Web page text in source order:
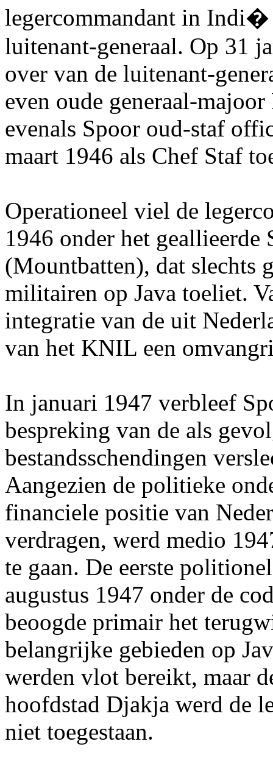
legercommandant in
luitenant-generaal. Op 31
over van de luitenant-
even oude generaal-
evenals Spoor oud-staf
maart 1946 als Chef Staf
Operationeel viel de
1946 onder het geallieerde
(Mountbatten), dat slechts
militairen op Java toeliet.
integratie van de uit
van het KNIL een
In januari 1947 verbleef
bespreking van de als
bestandsschendingen
Aangezien de politieke
financiele positie van
verdragen, werd medio
te gaan. De eerste
augustus 1947 onder de
beoogde primair het
belangrijke gebieden op
werden vlot bereikt, maar
hoofdstad Djakja werd de
niet toegestaan.